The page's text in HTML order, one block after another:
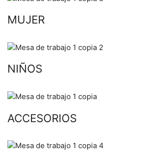
MUJER
NIÑOS
ACCESORIOS